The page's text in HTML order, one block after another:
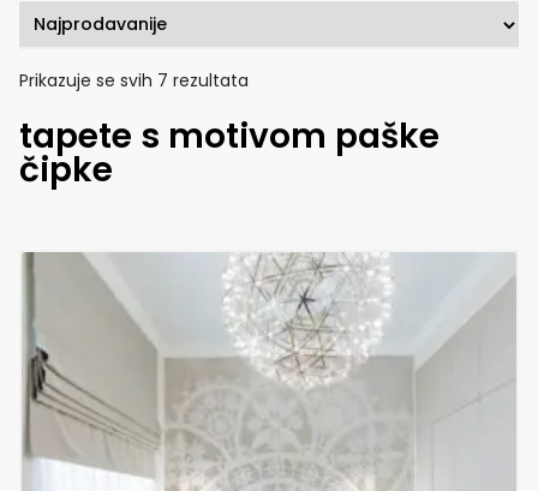
Prikazuje se svih 7 rezultata
popularnosti
tapete s motivom paške
čipke
Ovaj
ima
više
varijanti.
Opcije
mogu
odabrati